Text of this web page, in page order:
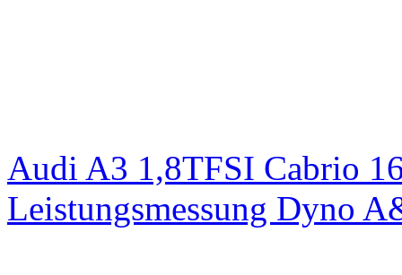
Audi A3 1,8TFSI Cabrio
Leistungsmessung Dyno